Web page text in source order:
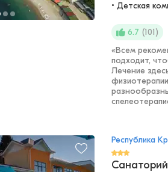
• Детская
6.7 (101)
«Всем
подходит,
Лечение
Республика